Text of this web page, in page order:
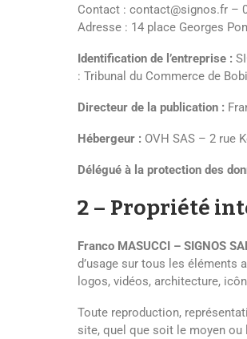
Contact : contact@signos.fr –
Adresse : 14 place Georges
Identification de l’entreprise :
: Tribunal du Commerce de
Directeur de la publication :
Hébergeur : OVH SAS – 2 rue
Délégué à la protection des
2 – Propriété
Franco MASUCCI – SIGNOS
d’usage sur tous les éléments
logos, vidéos, architecture,
Toute reproduction,
site, quel que soit le moyen